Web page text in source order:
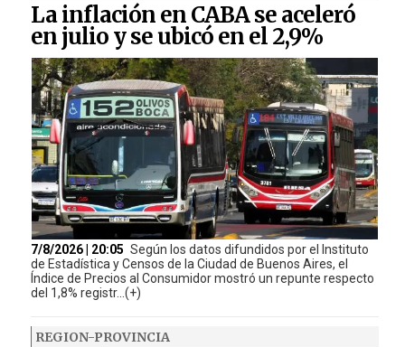
La inflación en CABA se aceleró
en julio y se ubicó en el 2,9%
7/8/2026 | 20:05 Según los datos difundidos por el Instituto
de Estadística y Censos de la Ciudad de Buenos Aires, el
Índice de Precios al Consumidor mostró un repunte respecto
del 1,8% registr...(+)
REGION-PROVINCIA